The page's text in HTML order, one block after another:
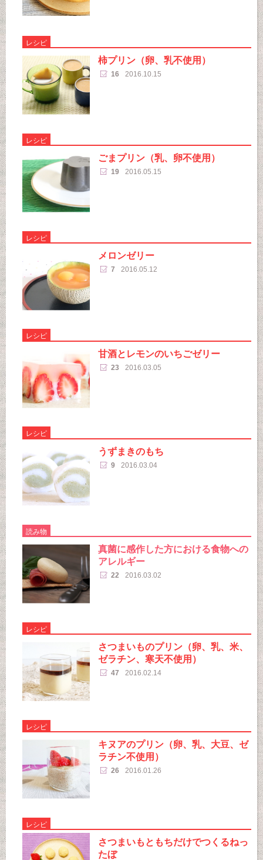
レシピ
柿プリン（卵、乳不使用）
16 2016.10.15
レシピ
ごまプリン（乳、卵不使用）
19 2016.05.15
レシピ
メロンゼリー
7 2016.05.12
レシピ
甘酒とレモンのいちごゼリー
23 2016.03.05
レシピ
うずまきのもち
9 2016.03.04
読み物
真菌に感作した方における食物への
アレルギー
22 2016.03.02
レシピ
さつまいものプリン（卵、乳、米、
ゼラチン、寒天不使用）
47 2016.02.14
レシピ
キヌアのプリン（卵、乳、大豆、ゼ
ラチン不使用）
26 2016.01.26
レシピ
さつまいもともちだけでつくるねっ
たぼ